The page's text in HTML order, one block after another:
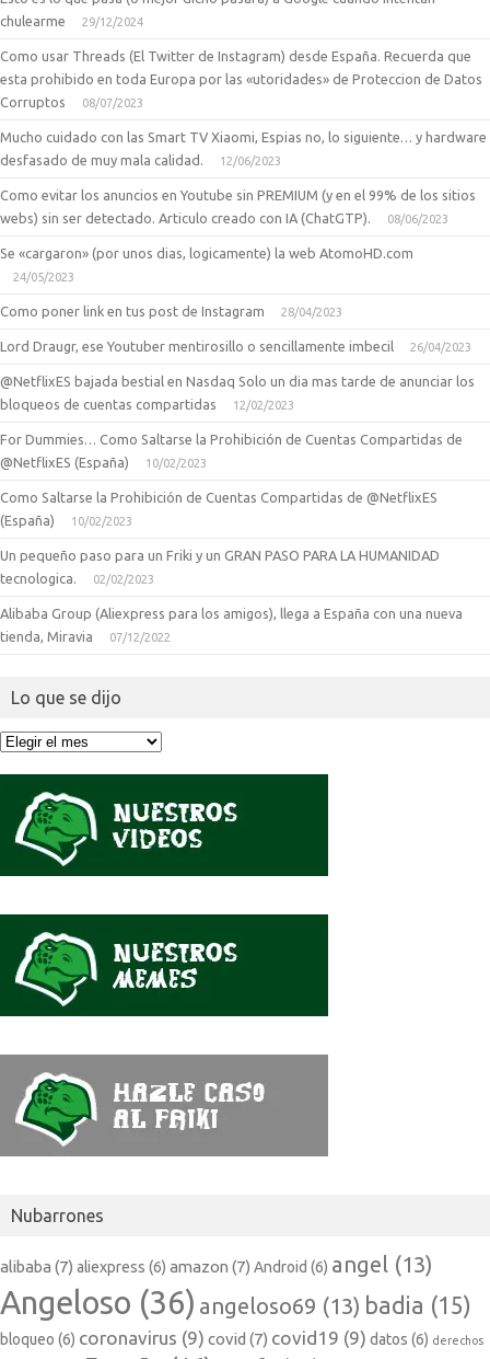
chulearme
29/12/2024
Como usar Threads (El Twitter de Instagram) desde España. Recuerda que
esta prohibido en toda Europa por las «utoridades» de Proteccion de Datos
Corruptos
08/07/2023
Mucho cuidado con las Smart TV Xiaomi, Espias no, lo siguiente… y hardware
desfasado de muy mala calidad.
12/06/2023
Como evitar los anuncios en Youtube sin PREMIUM (y en el 99% de los sitios
webs) sin ser detectado. Articulo creado con IA (ChatGTP).
08/06/2023
Se «cargaron» (por unos dias, logicamente) la web AtomoHD.com
24/05/2023
Como poner link en tus post de Instagram 28/04/2023
Lord Draugr, ese Youtuber mentirosillo o sencillamente imbecil 26/04/2023
@NetflixES bajada bestial en Nasdaq Solo un dia mas tarde de anunciar los
bloqueos de cuentas compartidas
12/02/2023
For Dummies… Como Saltarse la Prohibición de Cuentas Compartidas de
@NetflixES (España)
10/02/2023
Como Saltarse la Prohibición de Cuentas Compartidas de @NetflixES
(España)
10/02/2023
Un pequeño paso para un Friki y un GRAN PASO PARA LA HUMANIDAD
tecnologica.
02/02/2023
Alibaba Group (Aliexpress para los amigos), llega a España con una nueva
tienda, Miravia
07/12/2022
Lo que se dijo
Lo
Nubarrones
alibaba (7) aliexpress (6) amazon (7) Android (6) angel (13)
Angeloso (36) angeloso69 (13) badia (15)
bloqueo (6) coronavirus (9) covid (7) covid19 (9) datos (6) derechos